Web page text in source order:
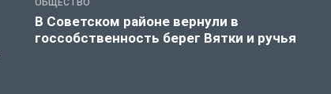
ОБЩЕСТВО
В Советском районе вернули в
госсобственность берег Вятки и ручья